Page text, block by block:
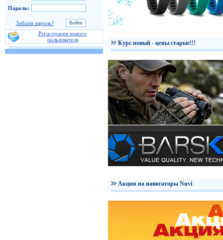
Пароль:
Забыли пароль?
Регистрация нового
пользователя
Курс новый - цены старые!!!
Акция на навигаторы Nuvi